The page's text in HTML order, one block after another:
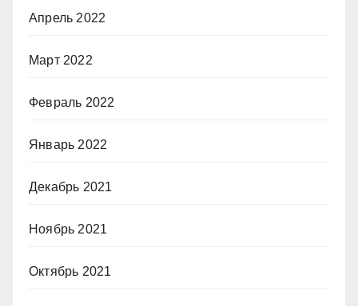
Апрель 2022
Март 2022
Февраль 2022
Январь 2022
Декабрь 2021
Ноябрь 2021
Октябрь 2021